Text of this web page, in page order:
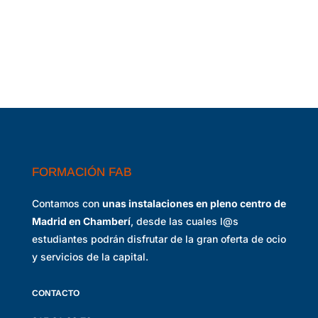
FORMACIÓN FAB
Contamos con unas instalaciones en pleno centro de
Madrid en Chamberí, desde las cuales l@s
estudiantes podrán disfrutar de la gran oferta de ocio
y servicios de la capital.
CONTACTO